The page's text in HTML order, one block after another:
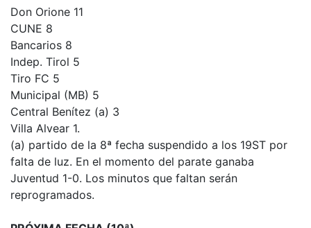
Don Orione 11
CUNE 8
Bancarios 8
Indep. Tirol 5
Tiro FC 5
Municipal (MB) 5
Central Benítez (a) 3
Villa Alvear 1.
(a) partido de la 8ª fecha suspendido a los 19ST por
falta de luz. En el momento del parate ganaba
Juventud 1-0. Los minutos que faltan serán
reprogramados.